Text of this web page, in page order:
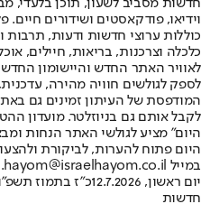
חדשות מסביב לשעון, תוכן בלעדי,
וידיאו, פודקאסטים ושידורים
כוללות ערוצי חדשות ודעות, תרבות
לאוויר האתר החדש והיישומון
לספק לגולשים חוויה מהירה,
המודפסת של העיתון זמינים גם
לקבל אותם גם בניוזלטר. מועדון
היום" מציע לגולשי האתר הנחות
היום פתוח להערות, לביקורת
במייל hayom@israelhayom.co.il.
יום ראשון, 12.7.2026
כ"ז בתמוז
חדשות